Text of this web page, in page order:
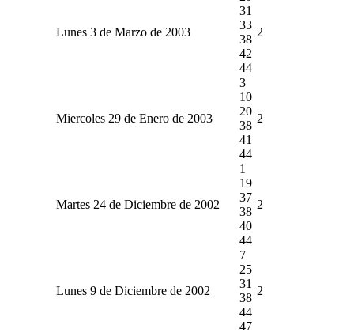
Lunes 3 de Marzo de 2003
31
33
38
42
44
2
Miercoles 29 de Enero de 2003
3
10
20
38
41
44
2
Martes 24 de Diciembre de 2002
1
19
37
38
40
44
2
Lunes 9 de Diciembre de 2002
7
25
31
38
44
47
2